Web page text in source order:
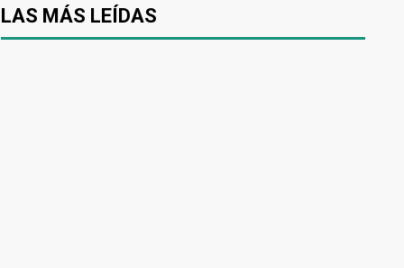
LAS MÁS LEÍDAS